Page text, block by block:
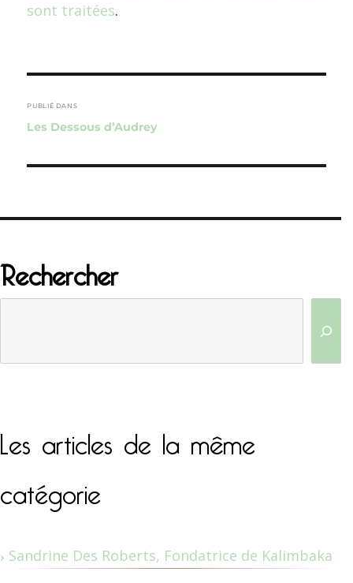
sont traitées.
de
l’article
PUBLIÉ DANS
Les Dessous d’Audrey
Rechercher
Les articles de la même
catégorie
Sandrine Des Roberts, Fondatrice de Kalimbaka